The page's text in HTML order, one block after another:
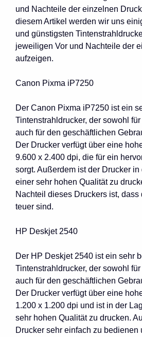
und Nachteile der einzelnen
diesem Artikel werden wir uns
und günstigsten
jeweiligen Vor und Nachteile der
aufzeigen.
Canon Pixma iP7250
Der Canon Pixma iP7250 ist ein
Tintenstrahldrucker, der sowohl
auch für den geschäftlichen
Der Drucker verfügt über eine
9.600 x 2.400 dpi, die für ein
sorgt. Außerdem ist der Drucker
einer sehr hohen Qualität zu
Nachteil dieses Druckers ist,
teuer sind.
HP Deskjet 2540
Der HP Deskjet 2540 ist ein sehr
Tintenstrahldrucker, der sowohl
auch für den geschäftlichen
Der Drucker verfügt über eine
1.200 x 1.200 dpi und ist in der
sehr hohen Qualität zu drucken.
Drucker sehr einfach zu bedienen